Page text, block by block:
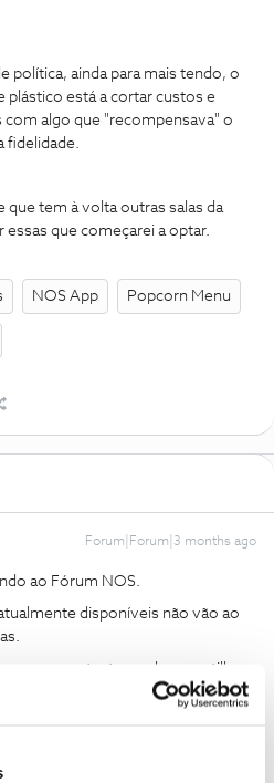
política, ainda para mais tendo, o
plástico está a cortar custos e
algo que "recompensava" o
fidelidade.
que tem à volta outras salas da
que começarei a optar.
NOS App Popcorn Menu
Forum|Forum|3 months ago
ao Fórum NOS.
disponíveis não vão ao
o seu testemunho e partilha.
nós para que possamos
caso surja alguma outra